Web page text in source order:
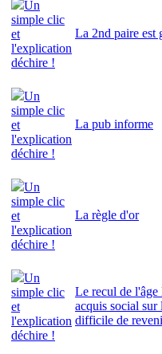
Un
simple clic
et
l'explication
déchire !
La 2nd paire est
Un
simple clic
et
l'explication
déchire !
La pub informe
Un
simple clic
et
l'explication
déchire !
La règle d'or
Un
simple clic
et
l'explication
déchire !
Le recul de l'âge
acquis social sur
difficile de